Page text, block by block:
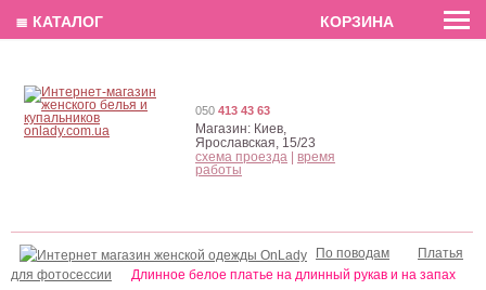
EN РУС
По поводам
Платья
для фотосессии
Длинное белое платье на длинный рукав и на запах
050 413 43 63
Магазин: Киев,
Ярославская, 15/23
схема проезда
время
работы
≣ КАТАЛОГ КОРЗИНА